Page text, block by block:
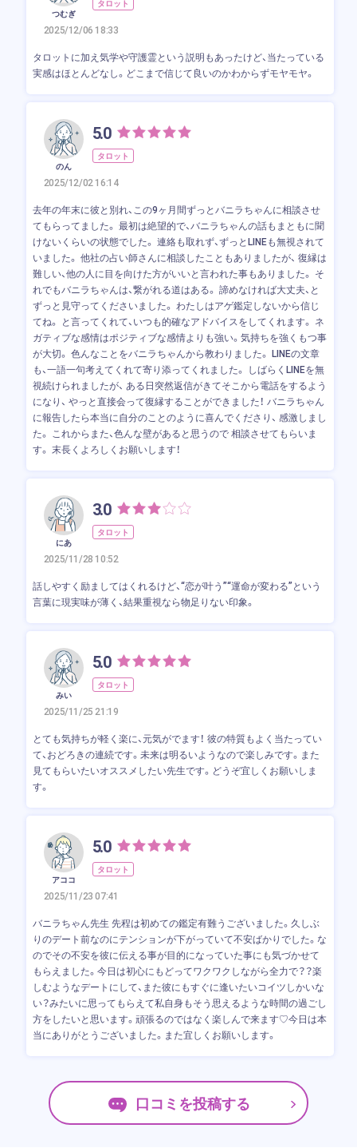
つむぎ
タロット
2025/12/06 18:33
タロットに加え気学や守護霊という説明もあったけど、当たっている
実感はほとんどなし。どこまで信じて良いのかわからずモヤモヤ。
のん
5.0
タロット
2025/12/02 16:14
去年の年末に彼と別れ、この9ヶ月間ずっとバニラちゃんに相談させ
てもらってました。 最初は絶望的で、バニラちゃんの話もまともに聞
けないくらいの状態でした。 連絡も取れず、ずっとLINEも無視されて
いました。 他社の占い師さんに相談したこともありましたが、 復縁は
難しい、他の人に目を向けた方がいいと言われた事もありました。 そ
れでもバニラちゃんは、繋がれる道はある。 諦めなければ大丈夫、と
ずっと見守ってくださいました。 わたしはアゲ鑑定しないから信じ
てね。 と言ってくれて、いつも的確なアドバイスをしてくれます。 ネ
ガティブな感情はポジティブな感情よりも強い。気持ちを強くもつ事
が大切。 色んなことをバニラちゃんから教わりました。 LINEの文章
も、一語一句考えてくれて寄り添ってくれました。 しばらくLINEを無
視続けられましたが、 ある日突然返信がきてそこから電話をするよう
になり、 やっと直接会って復縁することができました！ バニラちゃん
に報告したら本当に自分のことのように喜んでくださり、 感激しまし
た。 これからまた、色んな壁があると思うので 相談させてもらいま
す。 末長くよろしくお願いします！
にあ
3.0
タロット
2025/11/28 10:52
話しやすく励ましてはくれるけど、“恋が叶う”“運命が変わる”という
言葉に現実味が薄く、結果重視なら物足りない印象。
みい
5.0
タロット
2025/11/25 21:19
とても気持ちが軽く楽に、元気がでます！ 彼の特質もよく当たってい
て、おどろきの連続です。未来は明るいようなので楽しみです。また
見てもらいたいオススメしたい先生です。どうぞ宜しくお願いしま
す。
アココ
5.0
タロット
2025/11/23 07:41
バニラちゃん先生 先程は初めての鑑定有難うございました。久しぶ
りのデート前なのにテンションが下がっていて不安ばかりでした。な
のでその不安を彼に伝える事が目的になっていた事にも気づかせて
もらえました。今日は初心にもどってワクワクしながら全力で？？楽
しむようなデートにして、また彼にもすぐに逢いたいコイツしかいな
い？みたいに思ってもらえて私自身もそう思えるような時間の過ごし
方をしたいと思います。頑張るのではなく楽しんで来ます♡今日は本
当にありがとうございました。また宜しくお願いします。
口コミを投稿する